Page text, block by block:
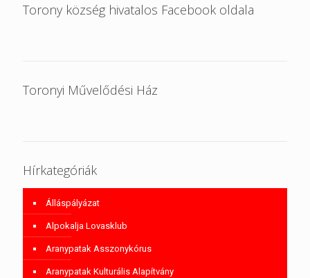
Torony község hivatalos Facebook oldala
Toronyi Művelődési Ház
Hírkategóriák
Álláspályázat
Alpokalja Lovasklub
Aranypatak Asszonykórus
Aranypatak Kulturális Alapítvány